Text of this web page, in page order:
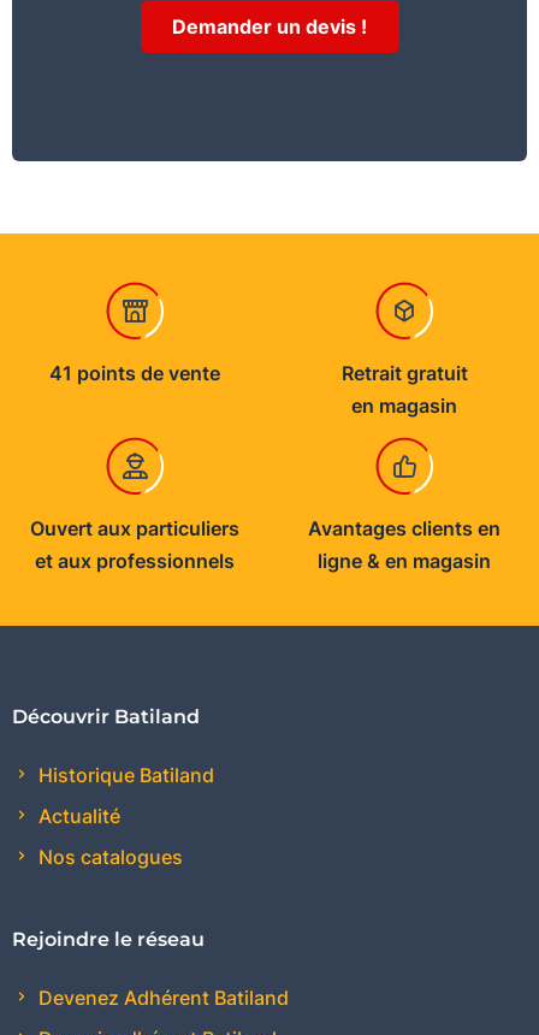
Demander un devis !
41 points de vente
Retrait gratuit
en magasin
Ouvert aux particuliers
et aux professionnels
Avantages clients en
ligne & en magasin
Découvrir Batiland
Historique Batiland
Actualité
Nos catalogues
Rejoindre le réseau
Devenez Adhérent Batiland